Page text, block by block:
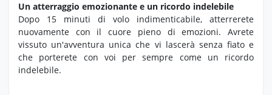
Un atterraggio emozionante e un ricordo indelebile
Dopo 15 minuti di volo indimenticabile, atterrerete
nuovamente con il cuore pieno di emozioni. Avrete
vissuto un'avventura unica che vi lascerà senza fiato e
che porterete con voi per sempre come un ricordo
indelebile.